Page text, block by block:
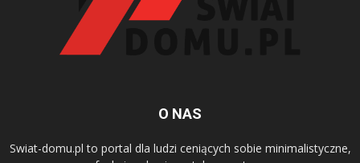
O NAS
Swiat-domu.pl to portal dla ludzi ceniących sobie minimalistyczne,